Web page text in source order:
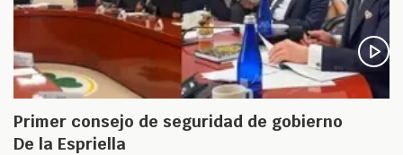
Primer consejo de seguridad de gobierno
De la Espriella